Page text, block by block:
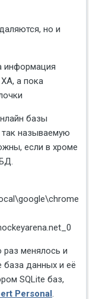
но и
информация
а пока
базы
называемую
если в хроме
раз менялось и
база данных и её
SQLite баз,
Personal.